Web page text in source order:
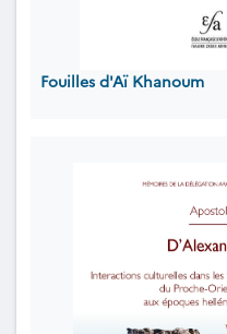
Fouilles d'Aï Khanoum